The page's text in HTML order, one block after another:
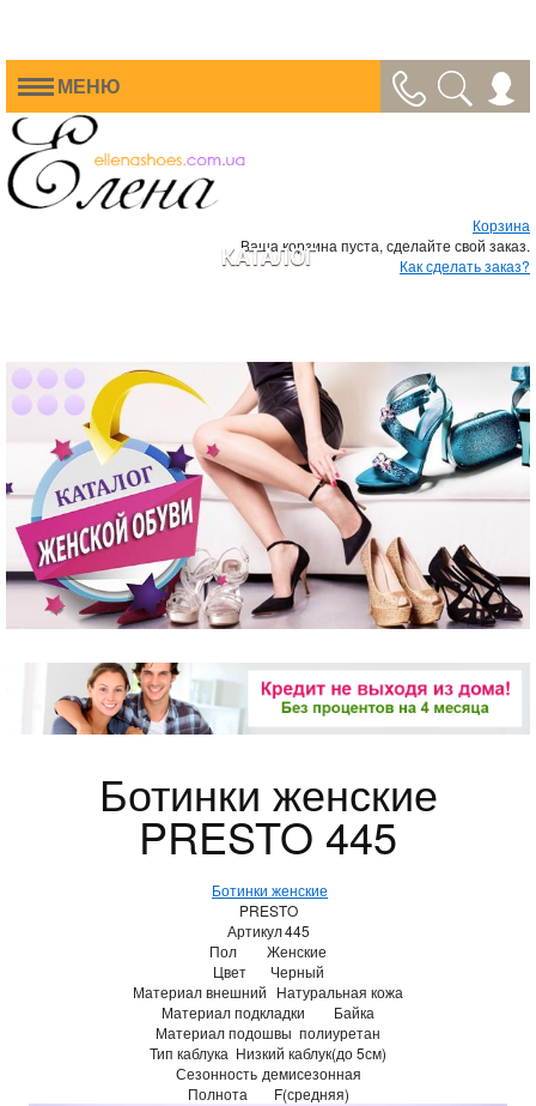
МЕНЮ
Корзина
Ваша корзина пуста, сделайте свой заказ.
Как сделать заказ?
КАТАЛОГ
Ботинки женские
PRESTO 445
Ботинки женские
PRESTO
Артикул445
Пол
Женские
Цвет
Черный
Материал внешний Натуральная кожа
Материал подкладки
Байка
Материал подошвы полиуретан
Тип каблука Низкий каблук(до 5см)
Сезонность демисезонная
Полнота
F(средняя)